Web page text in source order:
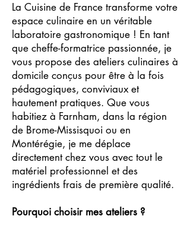
La Cuisine de France transforme votre
espace culinaire en un véritable
laboratoire gastronomique ! En tant
que cheffe-formatrice passionnée, je
vous propose des ateliers culinaires à
domicile conçus pour être à la fois
pédagogiques, conviviaux et
hautement pratiques. Que vous
habitiez à Farnham, dans la région
de Brome-Missisquoi ou en
Montérégie, je me déplace
directement chez vous avec tout le
matériel professionnel et des
ingrédients frais de première qualité.
Pourquoi choisir mes ateliers ?